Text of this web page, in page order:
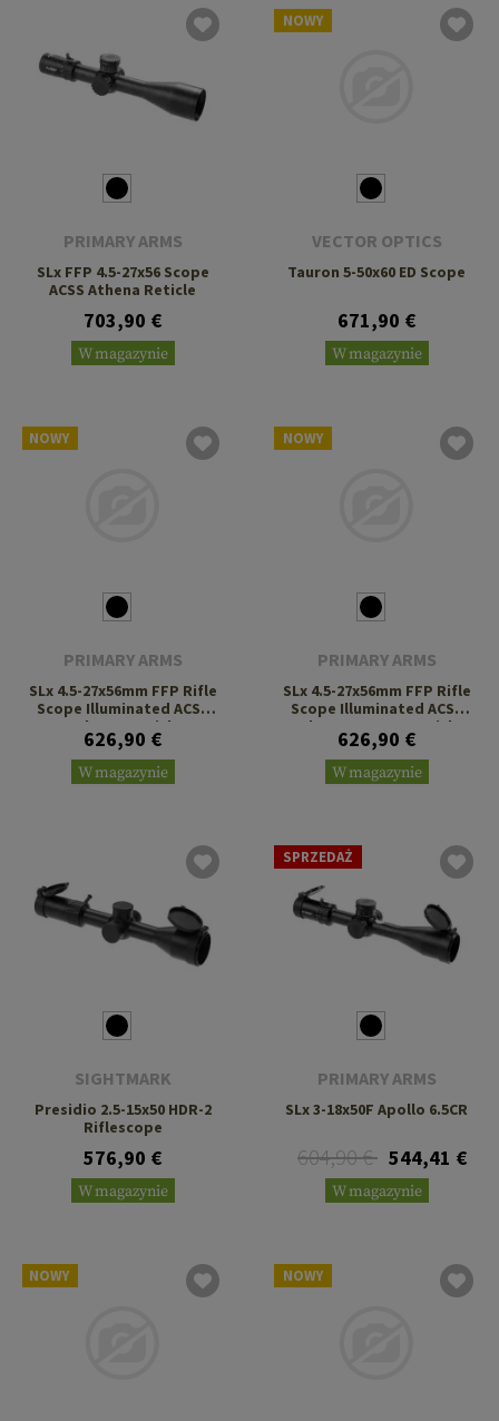
PRIMARY ARMS
SLx FFP 4.5-27x56 Scope
ACSS Athena Reticle
703,90 €
W magazynie
NOWY
VECTOR OPTICS
Tauron 5-50x60 ED Scope
671,90 €
W magazynie
NOWY
PRIMARY ARMS
SLx 4.5-27x56mm FFP Rifle
Scope Illuminated ACSS
Deka G2 Reticle
626,90 €
W magazynie
NOWY
PRIMARY ARMS
SLx 4.5-27x56mm FFP Rifle
Scope Illuminated ACSS
Athena BPR MIL Reticle
626,90 €
W magazynie
SIGHTMARK
Presidio 2.5-15x50 HDR-2
Riflescope
576,90 €
W magazynie
SPRZEDAŻ
PRIMARY ARMS
SLx 3-18x50F Apollo 6.5CR
604,90 € 544,41 €
W magazynie
NOWY NOWY